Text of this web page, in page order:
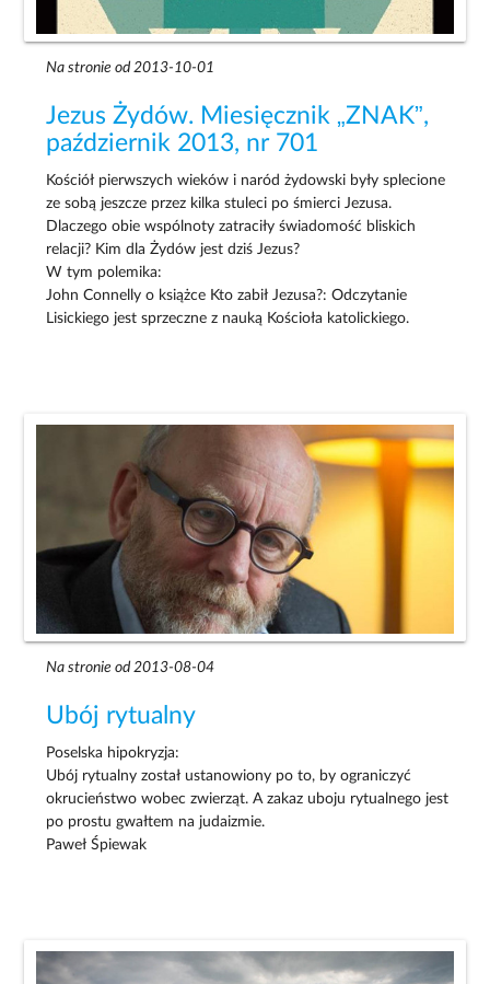
Na stronie od 2013-10-01
Jezus Żydów. Miesięcznik „ZNAK”,
październik 2013, nr 701
Kościół pierwszych wieków i naród żydowski były splecione
ze sobą jeszcze przez kilka stuleci po śmierci Jezusa.
Dlaczego obie wspólnoty zatraciły świadomość bliskich
relacji? Kim dla Żydów jest dziś Jezus?
W tym polemika:
John Connelly o książce Kto zabił Jezusa?: Odczytanie
Lisickiego jest sprzeczne z nauką Kościoła katolickiego.
Na stronie od 2013-08-04
Ubój rytualny
Poselska hipokryzja:
Ubój rytualny został ustanowiony po to, by ograniczyć
okrucieństwo wobec zwierząt. A zakaz uboju rytualnego jest
po prostu gwałtem na judaizmie.
Paweł Śpiewak